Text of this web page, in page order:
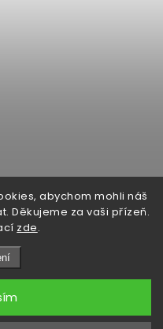
abychom mohli náš
Děkujeme za vaši přízeň.
zde.
cookies